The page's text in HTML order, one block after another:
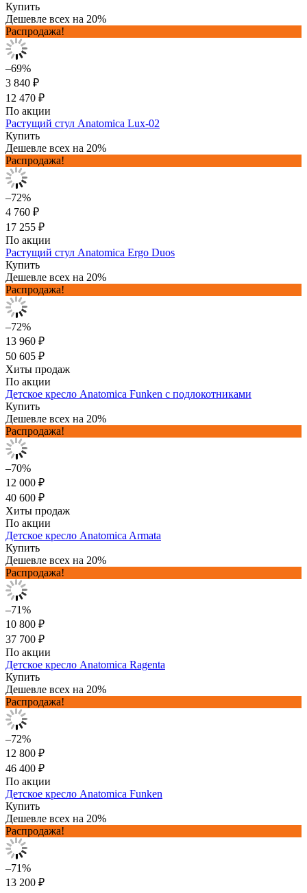
Купить
Дешевле всех на 20%
Распродажа!
–69%
3 840 ₽
12 470 ₽
По акции
Растущий стул Anatomica Lux-02
Купить
Дешевле всех на 20%
Распродажа!
–72%
4 760 ₽
17 255 ₽
По акции
Растущий стул Anatomica Ergo Duos
Купить
Дешевле всех на 20%
Распродажа!
–72%
13 960 ₽
50 605 ₽
Хиты продаж
По акции
Детское кресло Anatomica Funken с подлокотниками
Купить
Дешевле всех на 20%
Распродажа!
–70%
12 000 ₽
40 600 ₽
Хиты продаж
По акции
Детское кресло Anatomica Armata
Купить
Дешевле всех на 20%
Распродажа!
–71%
10 800 ₽
37 700 ₽
По акции
Детское кресло Anatomica Ragenta
Купить
Дешевле всех на 20%
Распродажа!
–72%
12 800 ₽
46 400 ₽
По акции
Детское кресло Anatomica Funken
Купить
Дешевле всех на 20%
Распродажа!
–71%
13 200 ₽